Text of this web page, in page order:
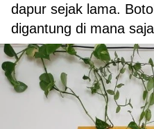
dapur sejak lama.
digantung di mana